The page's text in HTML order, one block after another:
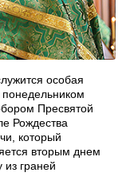
особая
понедельником
Пресвятой
Рождества
который
вторым днем
из граней